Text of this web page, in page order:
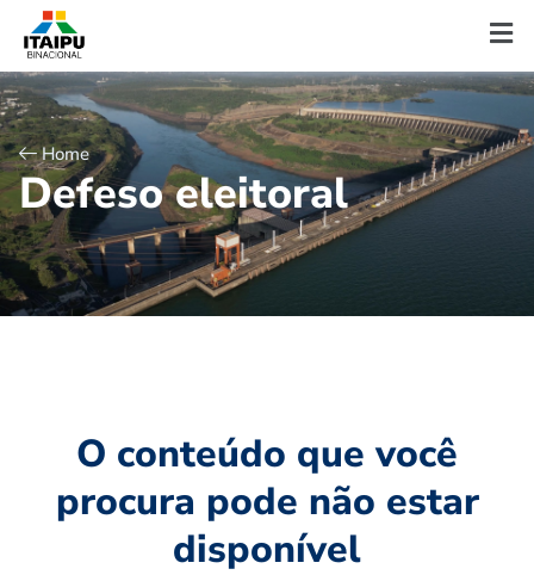
Home
Defeso eleitoral
O conteúdo que você
procura pode não estar
disponível